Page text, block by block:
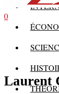
0
Laurent